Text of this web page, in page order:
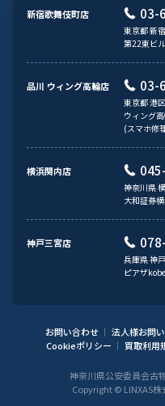
新宿歌舞伎町店 03-
東京都 新
第22東ビ
品川 ウィング高輪店 03-
東京都 港
ウィング
(スマホ修
横浜関内店
神奈川県
大和証券
神戸三宮店
兵庫県 神
ピアザ
お問い合わせ 法人様お問
Cookieポリシー
買取利用
神奈川県公安委員会古
Copyright © LINXAS株